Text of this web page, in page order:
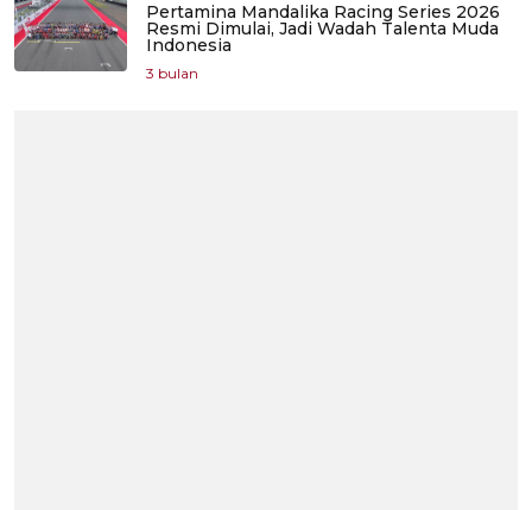
Pertamina Mandalika Racing Series 2026
Resmi Dimulai, Jadi Wadah Talenta Muda
Indonesia
3 bulan